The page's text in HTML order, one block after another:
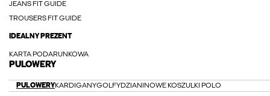
JEANS FIT GUIDE
TROUSERS FIT GUIDE
IDEALNY PREZENT
KARTA PODARUNKOWA
PULOWERY
PULOWERYKARDIGANYGOLFYDZIANINOWE KOSZULKI POLO